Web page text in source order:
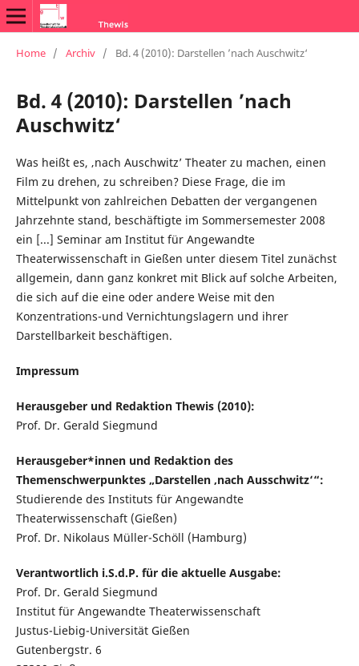
Home / Archiv / Bd. 4 (2010): Darstellen ’nach Auschwitz‘
Bd. 4 (2010): Darstellen ’nach
Auschwitz‘
Was heißt es, ‚nach Auschwitz’ Theater zu machen, einen
Film zu drehen, zu schreiben? Diese Frage, die im
Mittelpunkt von zahlreichen Debatten der vergangenen
Jahrzehnte stand, beschäftigte im Sommersemester 2008
ein [...] Seminar am Institut für Angewandte
Theaterwissenschaft in Gießen unter diesem Titel zunächst
allgemein, dann ganz konkret mit Blick auf solche Arbeiten,
die sich auf die eine oder andere Weise mit den
Konzentrations-und Vernichtungslagern und ihrer
Darstellbarkeit beschäftigen.
Impressum
Herausgeber und Redaktion Thewis (2010):
Prof. Dr. Gerald Siegmund
Herausgeber*innen und Redaktion des
Themenschwerpunktes „Darstellen ‚nach Ausschwitz‘“:
Studierende des Instituts für Angewandte
Theaterwissenschaft (Gießen)
Prof. Dr. Nikolaus Müller-Schöll (Hamburg)
Verantwortlich i.S.d.P. für die aktuelle Ausgabe:
Prof. Dr. Gerald Siegmund
Institut für Angewandte Theaterwissenschaft
Justus-Liebig-Universität Gießen
Gutenbergstr. 6